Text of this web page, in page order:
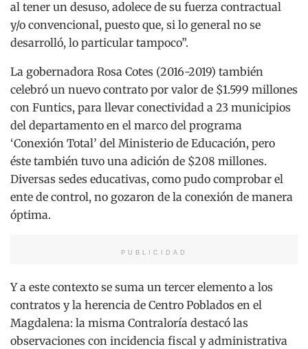
al tener un desuso, adolece de su fuerza contractual
y/o convencional, puesto que, si lo general no se
desarrolló, lo particular tampoco”.
La gobernadora Rosa Cotes (2016-2019) también
celebró un nuevo contrato por valor de $1.599 millones
con Funtics, para llevar conectividad a 23 municipios
del departamento en el marco del programa
‘Conexión Total’ del Ministerio de Educación, pero
éste también tuvo una adición de $208 millones.
Diversas sedes educativas, como pudo comprobar el
ente de control, no gozaron de la conexión de manera
óptima.
PUBLICIDAD
Y a este contexto se suma un tercer elemento a los
contratos y la herencia de Centro Poblados en el
Magdalena: la misma Contraloría destacó las
observaciones con incidencia fiscal y administrativa